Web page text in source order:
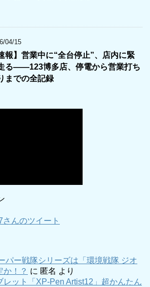
04/15
報】営業中に“全台停止”、店内に緊
る――123博多店、停電から営業打ち
までの全記録
んのツイート
パー戦隊シリーズは「環境戦隊 ジオ
か！？ に 匿名 より
レット「XP-Pen Artist12」超かんたん